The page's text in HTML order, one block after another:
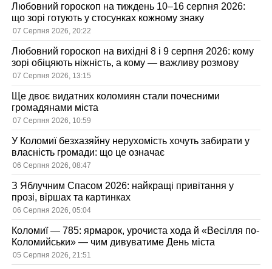
Любовний гороскоп на тиждень 10–16 серпня 2026:
що зорі готують у стосунках кожному знаку
07 Серпня 2026, 20:22
Любовний гороскоп на вихідні 8 і 9 серпня 2026: кому
зорі обіцяють ніжність, а кому — важливу розмову
07 Серпня 2026, 13:15
Ще двоє видатних коломиян стали почесними
громадянами міста
07 Серпня 2026, 10:59
У Коломиї безхазяйну нерухомість хочуть забирати у
власність громади: що це означає
06 Серпня 2026, 08:47
З Яблучним Спасом 2026: найкращі привітання у
прозі, віршах та картинках
06 Серпня 2026, 05:04
Коломиї — 785: ярмарок, урочиста хода й «Весілля по-
Коломийськи» — чим дивуватиме День міста
05 Серпня 2026, 21:51